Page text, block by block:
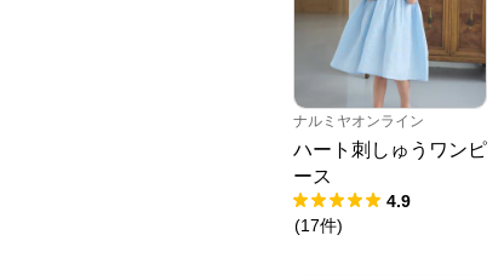
ナルミヤオンライン
ハート刺しゅうワンピ
ース
4.9
(17件)